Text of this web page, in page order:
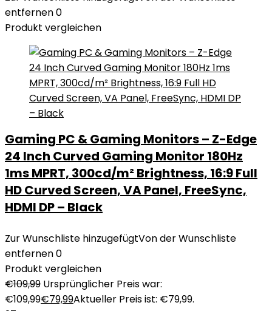
entfernen0
Produkt vergleichen
Gaming PC & Gaming Monitors – Z-Edge
24 Inch Curved Gaming Monitor 180Hz
1ms MPRT, 300cd/m² Brightness, 16:9 Full
HD Curved Screen, VA Panel, FreeSync,
HDMI DP – Black
Zur Wunschliste hinzugefügtVon der Wunschliste
entfernen0
Produkt vergleichen
€109,99 Ursprünglicher Preis war:
€109,99€79,99Aktueller Preis ist: €79,99.